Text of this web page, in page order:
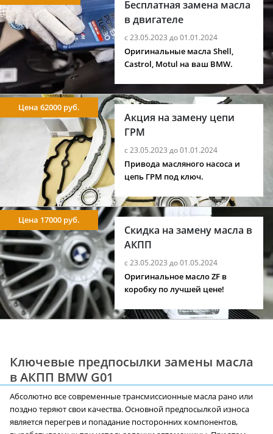
Бесплатная замена масла
в двигателе
с 23.05.2023 до 01.01.2024
Оригинальные масла Shell,
Castrol, Motul на ваш BMW.
Акция на замену цепи
ГРМ
с 23.05.2023 до 01.01.2024
Цена 62000 руб.
Привода масляного насоса и
цепь ГРМ под ключ.
Скидка на замену масла в
АКПП
с 23.05.2023 до 01.05.2024
Цена 17000 руб.
Оригинальное масло ZF в
коробку по лучшей цене!
Ключевые предпосылки замены масла
в АКПП BMW G01
Абсолютно все современные трансмиссионные масла рано или
поздно теряют свои качества. Основной предпосылкой износа
является перегрев и попадание посторонних компонентов,